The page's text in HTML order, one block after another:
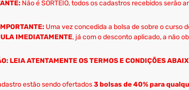
Não é SORTEIO, todos os cadastros recebidos serão
Uma vez concedida a bolsa de sobre o curso
IMEDIATAMENTE, já com o desconto aplicado, a não
LEIA ATENTAMENTE OS TERMOS E CONDIÇÕES
estão sendo ofertados3 bolsas de 40% para